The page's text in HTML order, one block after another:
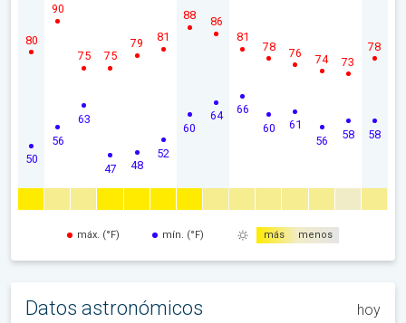
50
80
56
90
63
75
47
75
48
79
52
81
60
88
64
86
66
81
60
78
61
76
56
74
58
73
58
78
máx. (°F) mín. (°F) más menos
Datos astronómicos hoy